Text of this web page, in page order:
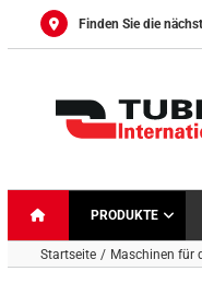
Finden Sie die
PRODUKTE
Startseite Maschinen für